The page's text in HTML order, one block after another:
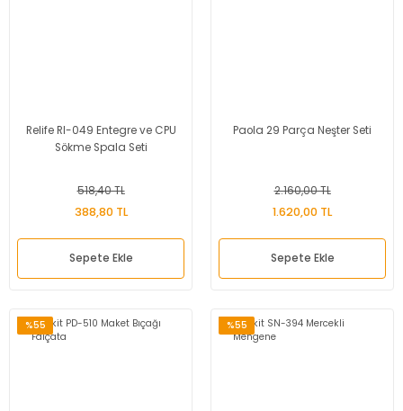
Relife Rl-049 Entegre ve CPU
Sökme Spala Seti
518,40 TL
388,80 TL
Sepete Ekle
Paola 29 Parça Neşter Seti
2.160,00 TL
1.620,00 TL
Sepete Ekle
%55 %55